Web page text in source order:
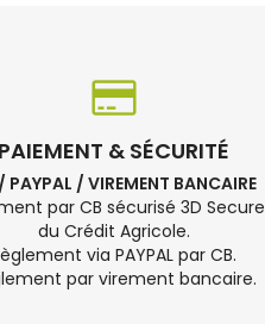
PAIEMENT & SÉCURITÉ
PAYPAL / VIREMENT BANCAIRE
par CB sécurisé 3D Secure
du Crédit Agricole.
via PAYPAL par CB.
par virement bancaire.